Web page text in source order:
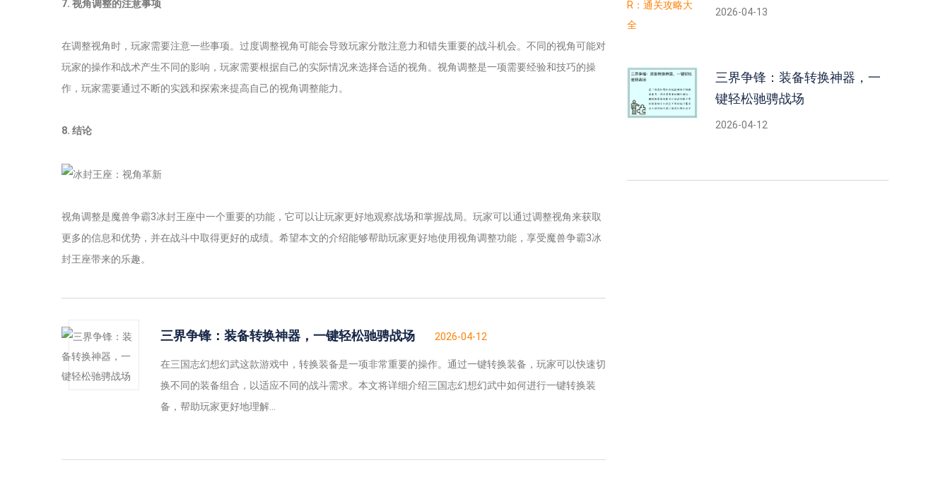
7. 视角调整的注意事项
在调整视角时，玩家需要注意一些事项。过度调整视角可能会导致玩家分散注意力和错失重要的战斗机会。不同的视角可能对
玩家的操作和战术产生不同的影响，玩家需要根据自己的实际情况来选择合适的视角。视角调整是一项需要经验和技巧的操
作，玩家需要通过不断的实践和探索来提高自己的视角调整能力。
8. 结论
视角调整是魔兽争霸3冰封王座中一个重要的功能，它可以让玩家更好地观察战场和掌握战局。玩家可以通过调整视角来获取
更多的信息和优势，并在战斗中取得更好的成绩。希望本文的介绍能够帮助玩家更好地使用视角调整功能，享受魔兽争霸3冰
封王座带来的乐趣。
三界争锋：装备转换神器，一键轻松驰骋战场 2026-04-12
在三国志幻想幻武这款游戏中，转换装备是一项非常重要的操作。通过一键转换装备，玩家可以快速切
换不同的装备组合，以适应不同的战斗需求。本文将详细介绍三国志幻想幻武中如何进行一键转换装
备，帮助玩家更好地理解...
2026-04-13
三界争锋：装备转换神器，一
键轻松驰骋战场
2026-04-12